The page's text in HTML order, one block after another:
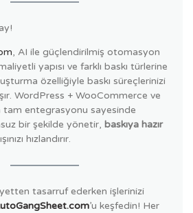
, AI ile güçlendirilmiş otomasyon
yapısı ve farklı baskı türlerine
özelliğiyle baskı süreçlerinizi
WordPress + WooCommerce ve
entegrasyonu sayesinde
bir şekilde yönetir, baskıya hazır
hızlandırır.
tasarruf ederken işlerinizi
’u keşfedin! Her